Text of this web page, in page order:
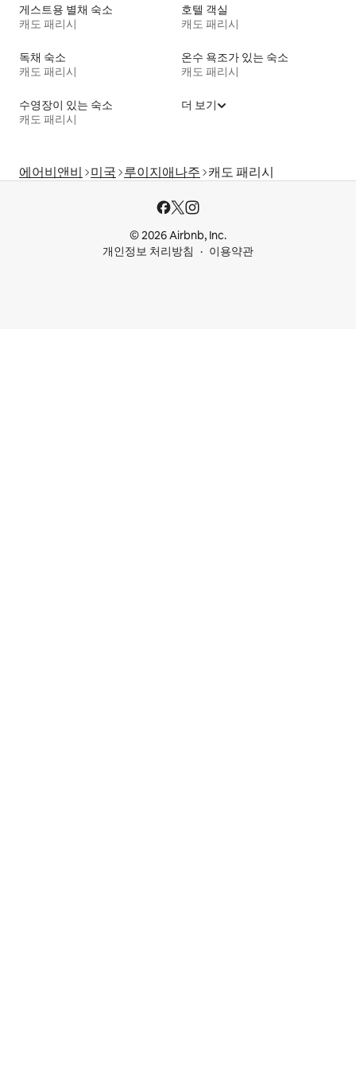
게스트용 별채 숙소
캐도 패리시
호텔 객실
캐도 패리시
독채 숙소
캐도 패리시
온수 욕조가 있는 숙소
캐도 패리시
수영장이 있는 숙소
캐도 패리시
더 보기
에어비앤비 미국 루이지애나주 캐도 패리시
© 2026 Airbnb, Inc.
개인정보 처리방침
이용약관